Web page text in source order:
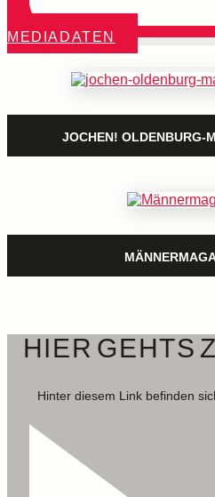
MEDIADATEN
JOCHEN! OLDENBURG-
HIER GEHTS
Hinter diesem Link befinden